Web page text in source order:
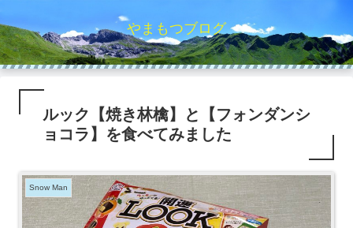
やまもつブログ
ルック【焼き林檎】と【フォンダンシ
ョコラ】を食べてみました
Snow Man